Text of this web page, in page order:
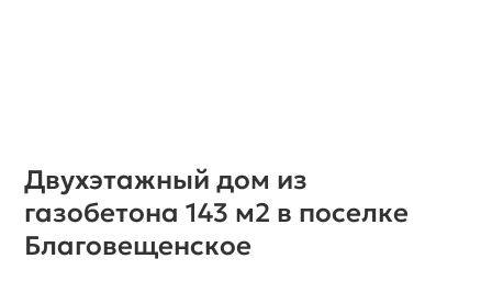
Двухэтажный дом из
газобетона 143 м2 в мкр.
Рождественское